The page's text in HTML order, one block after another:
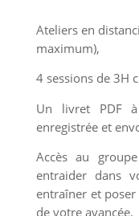
Ateliers en
maximum),
4 sessions de 3H
Un livret PDF à
enregistrée et
Accès au
entraider dans
entraîner et
de votre avancée.